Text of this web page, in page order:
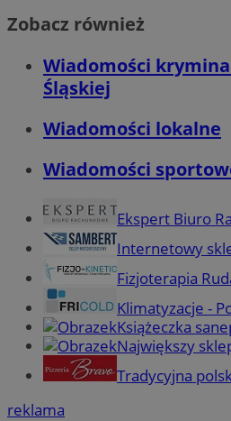
Zobacz również
Wiadomości
Śląskiej
Wiadomości lokalne
Wiadomości
Ekspert Biuro
Internetowy
Fizjoterapia
Klimatyzacje -
Książeczka
Największy
Tradycyjna
reklama